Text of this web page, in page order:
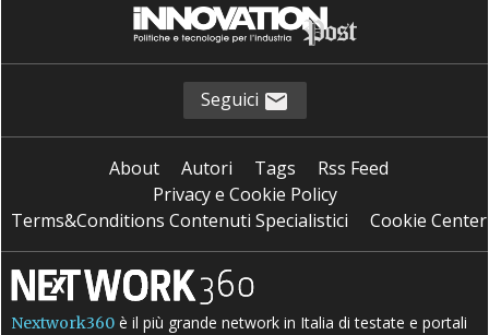
Seguici
About Autori Tags
Rss Feed
Privacy e Cookie Policy
Terms&Conditions Contenuti Specialistici
Cookie Center
Nextwork360 è il più grande network in Italia di testate e portali